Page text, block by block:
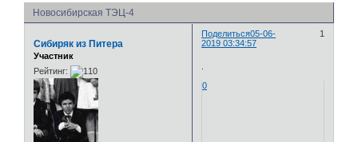
Новосибирская ТЭЦ-4
Поделиться 1
05-06-
2019 03:34:57
Сибиряк из Питера
Участник
Рейтинг:
0